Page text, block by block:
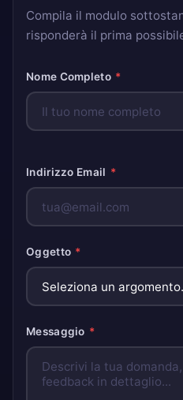
Compila il modulo
risponderà il prima
Nome Completo *
Indirizzo Email *
Oggetto *
Messaggio *